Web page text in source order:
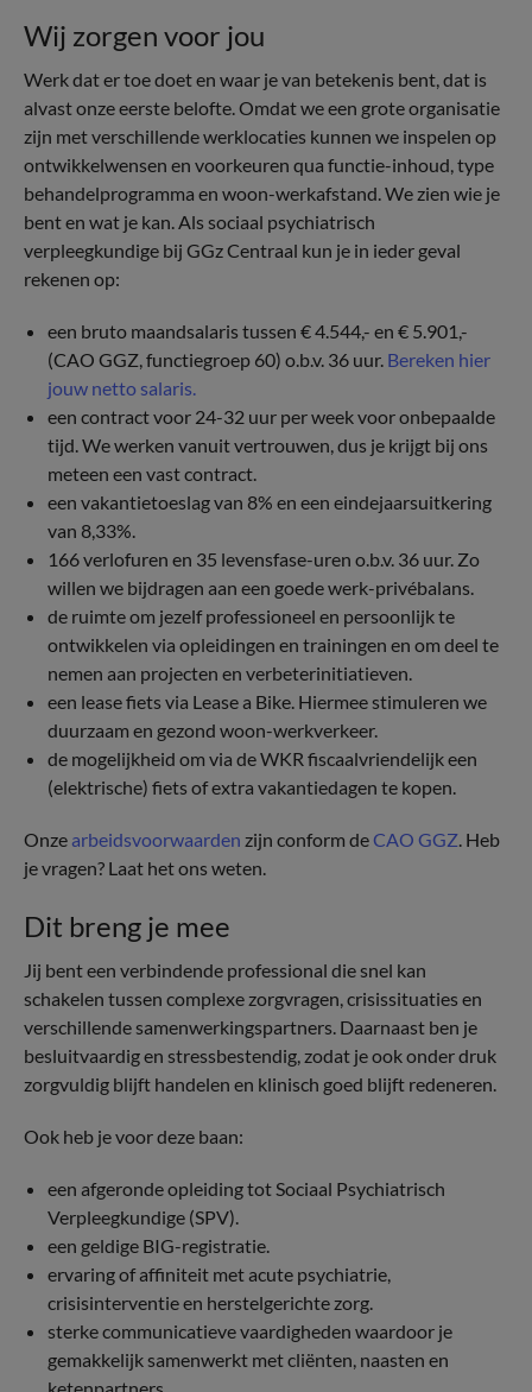
Wij zorgen voor jou
Werk dat er toe doet en waar je van betekenis bent, dat is
alvast onze eerste belofte. Omdat we een grote organisatie
zijn met verschillende werklocaties kunnen we inspelen op
ontwikkelwensen en voorkeuren qua functie-inhoud, type
behandelprogramma en woon-werkafstand. We zien wie je
bent en wat je kan. Als sociaal psychiatrisch
verpleegkundige bij GGz Centraal kun je in ieder geval
rekenen op:
een bruto maandsalaris tussen € 4.544,- en € 5.901,-
(CAO GGZ, functiegroep 60) o.b.v. 36 uur. Bereken hier
jouw netto salaris.
een contract voor 24-32 uur per week voor onbepaalde
tijd. We werken vanuit vertrouwen, dus je krijgt bij ons
meteen een vast contract.
een vakantietoeslag van 8% en een eindejaarsuitkering
van 8,33%.
166 verlofuren en 35 levensfase-uren o.b.v. 36 uur. Zo
willen we bijdragen aan een goede werk-privébalans.
de ruimte om jezelf professioneel en persoonlijk te
ontwikkelen via opleidingen en trainingen en om deel te
nemen aan projecten en verbeterinitiatieven.
een lease fiets via Lease a Bike. Hiermee stimuleren we
duurzaam en gezond woon-werkverkeer.
de mogelijkheid om via de WKR fiscaalvriendelijk een
(elektrische) fiets of extra vakantiedagen te kopen.
Onze arbeidsvoorwaarden zijn conform de CAO GGZ. Heb
je vragen? Laat het ons weten.
Dit breng je mee
Jij bent een verbindende professional die snel kan
schakelen tussen complexe zorgvragen, crisissituaties en
verschillende samenwerkingspartners. Daarnaast ben je
besluitvaardig en stressbestendig, zodat je ook onder druk
zorgvuldig blijft handelen en klinisch goed blijft redeneren.
Ook heb je voor deze baan:
een afgeronde opleiding tot Sociaal Psychiatrisch
Verpleegkundige (SPV).
een geldige BIG-registratie.
ervaring of affiniteit met acute psychiatrie,
crisisinterventie en herstelgerichte zorg.
sterke communicatieve vaardigheden waardoor je
gemakkelijk samenwerkt met cliënten, naasten en